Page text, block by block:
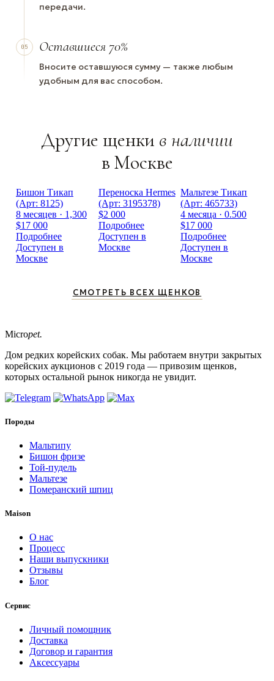
передачи.
05 Оставшиеся 70%
Вносите оставшуюся сумму — также любым
удобным для вас способом.
Другие щенки в наличии
в Москве
Бишон Тикап
(Арт: 8125)
8 месяцев · 1,300
$17 000
Подробнее
Доступен в
Москве
Переноска Hermes
(Арт: 3195378)
$2 000
Подробнее
Доступен в
Москве
Мальтезе Тикап
(Арт: 465733)
4 месяца · 0.500
$17 000
Подробнее
Доступен в
Москве
СМОТРЕТЬ ВСЕХ ЩЕНКОВ
Micropet.
Дом редких корейских собак. Мы работаем внутри закрытых
корейских аукционов с 2019 года — привозим щенков,
которых остальной рынок никогда не увидит.
Породы
Мальтипу
Бишон фризе
Той-пудель
Мальтезе
Померанский шпиц
Maison
О нас
Процесс
Наши выпускники
Отзывы
Блог
Сервис
Личный помощник
Доставка
Договор и гарантия
Аксессуары